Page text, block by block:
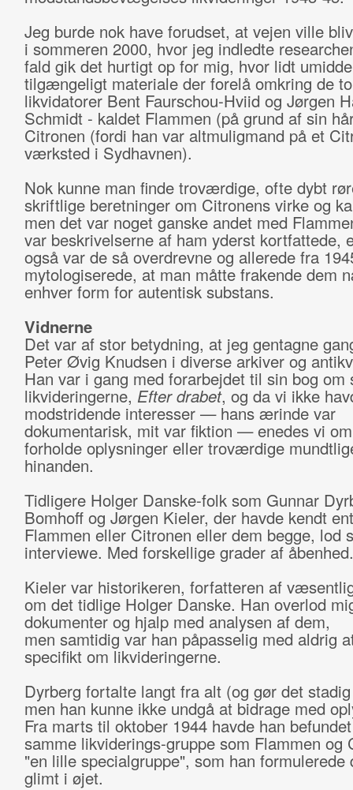
Jeg burde nok have forudset, at vejen ville
i sommeren 2000, hvor jeg indledte
fald gik det hurtigt op for mig, hvor lidt
tilgængeligt materiale der forelå omkring de
likvidatorer Bent Faurschou-Hviid og Jørgen
Schmidt - kaldet Flammen (på grund af sin
Citronen (fordi han var altmuligmand på et
værksted i Sydhavnen).
Nok kunne man finde troværdige, ofte dybt
skriftlige beretninger om Citronens virke og
men det var noget ganske andet med
var beskrivelserne af ham yderst kortfattede,
også var de så overdrevne og allerede fra
mytologiserede, at man måtte frakende dem
enhver form for autentisk substans.
Vidnerne
Det var af stor betydning, at jeg gentagne
Peter Øvig Knudsen i diverse arkiver og
Han var i gang med forarbejdet til sin bog om
likvideringerne, Efter drabet, og da vi ikke
modstridende interesser — hans ærinde var
dokumentarisk, mit var fiktion — enedes vi
forholde oplysninger eller troværdige
hinanden.
Tidligere Holger Danske-folk som Gunnar
Bomhoff og Jørgen Kieler, der havde kendt
Flammen eller Citronen eller dem begge, lod
interviewe. Med forskellige grader af
Kieler var historikeren, forfatteren af
om det tidlige Holger Danske. Han overlod
dokumenter og hjalp med analysen af dem,
men samtidig var han påpasselig med aldrig
specifikt om likvideringerne.
Dyrberg fortalte langt fra alt (og gør det
men han kunne ikke undgå at bidrage med
Fra marts til oktober 1944 havde han
samme likviderings-gruppe som Flammen og
"en lille specialgruppe", som han formulerede
glimt i øjet.